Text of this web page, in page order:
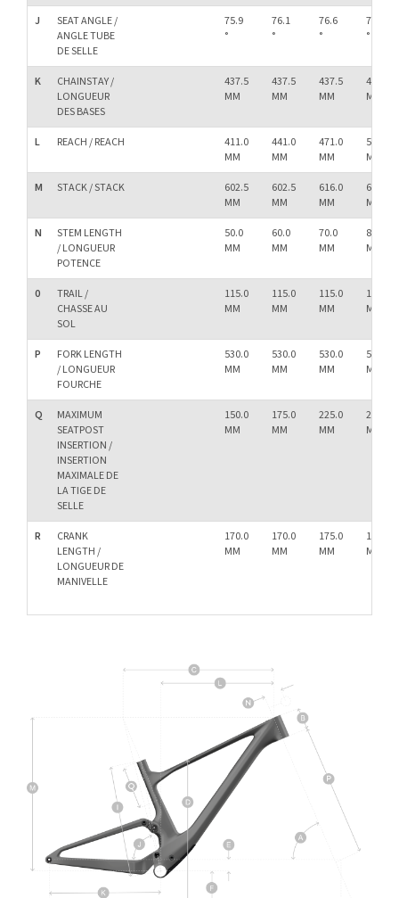
J
SEAT ANGLE /
ANGLE TUBE
DE SELLE
75.9
°
76.1
°
76.6
°
76.9
°
K
CHAINSTAY /
LONGUEUR
DES BASES
437.5
MM
437.5
MM
437.5
MM
437.5
MM
L REACH / REACH
411.0
MM
441.0
MM
471.0
MM
501.0
MM
M
STACK / STACK
602.5
MM
602.5
MM
616.0
MM
625.0
MM
N
STEM LENGTH
/ LONGUEUR
POTENCE
50.0
MM
60.0
MM
70.0
MM
80.0
MM
0
TRAIL /
CHASSE AU
SOL
115.0
MM
115.0
MM
115.0
MM
115.0
MM
P
FORK LENGTH
/ LONGUEUR
FOURCHE
530.0
MM
530.0
MM
530.0
MM
530.0
MM
Q
MAXIMUM
SEATPOST
INSERTION /
INSERTION
MAXIMALE DE
LA TIGE DE
SELLE
150.0
MM
175.0
MM
225.0
MM
275.0
MM
R
CRANK
LENGTH /
LONGUEUR DE
MANIVELLE
170.0
MM
170.0
MM
175.0
MM
175.0
MM